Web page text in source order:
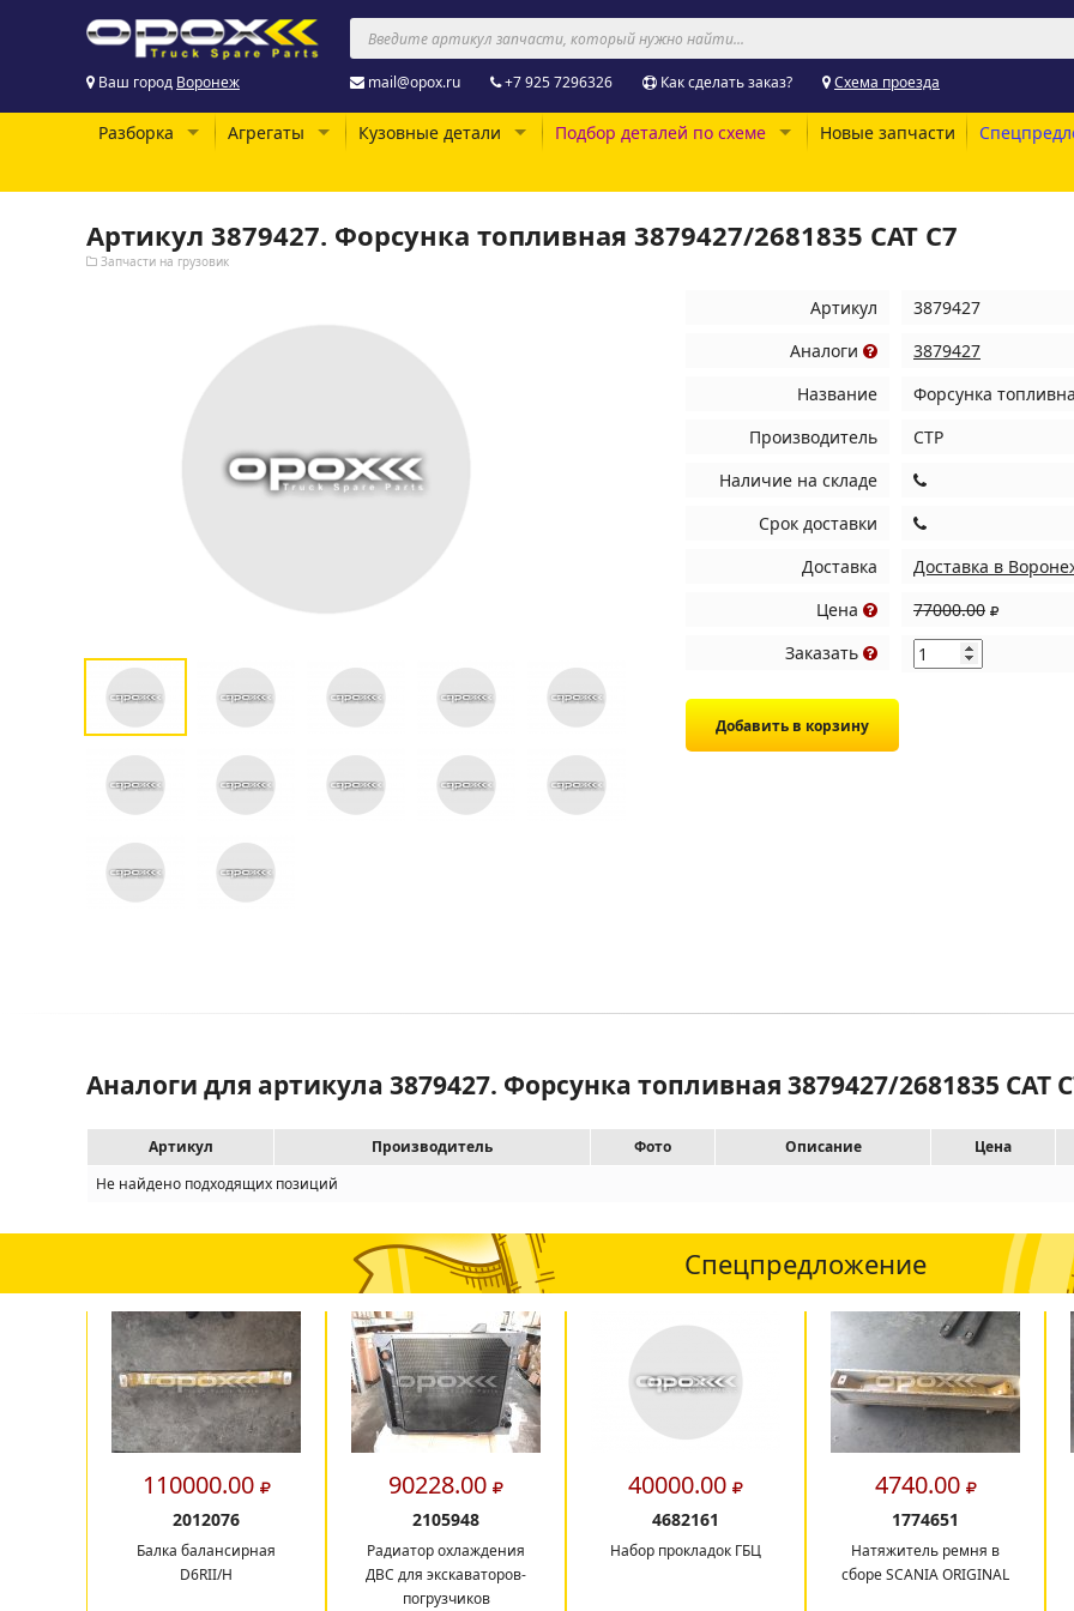
Ваш город Воронеж mail@opox.ru +7 925 7296326 Как сделать заказ? Схема проезда
Разборка Агрегаты Кузовные детали Подбор деталей по схеме Новые запчасти
Артикул 3879427. Форсунка топливная 3879427/2681835 CAT C7
Запчасти на грузовик
Артикул
3879427
Аналоги
3879427
Название
Форсунка
Производитель
CTP
Наличие на складе
Срок доставки
Доставка
Доставка в
Цена
77000.00
Заказать
Аналоги для артикула 3879427. Форсунка топливная 3879427/2681835 CAT
Артикул Производитель Фото Описание Цена
Не найдено подходящих позиций
Спецпредложение
110000.00
2012076
Балка балансирная
D6RII/H
90228.00
2105948
Радиатор охлаждения
ДВС для экскаваторов-
погрузчиков
40000.00
4682161
Набор прокладок ГБЦ
4740.00
1774651
Натяжитель ремня в
сборе SCANIA ORIGINAL